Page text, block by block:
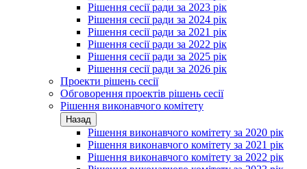
Рішення сесії ради за 2023 рік
Рішення сесії ради за 2024 рік
Рішення сесії ради за 2021 рік
Рішення сесії ради за 2022 рік
Рішення сесії ради за 2025 рік
Рішення сесії ради за 2026 рік
Проекти рішень сесії
Обговорення проектів рішень сесії
Рішення виконавчого комітету
Назад
Рішення виконавчого комітету за 2020 рік
Рішення виконавчого комітету за 2021 рік
Рішення виконавчого комітету за 2022 рік